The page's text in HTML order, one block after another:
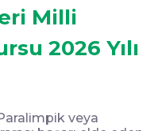
Milli
2026 Yılı
veya